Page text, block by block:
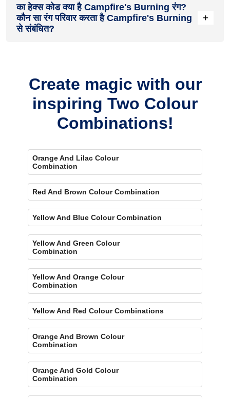
on the walls. To visualize the shade before finalizing,
download our Colour My Space app on Apple or Google Play
Store. Here you can watch presets for different rooms,
का हेक्स कोड क्या है Campfire's Burning रंग?
कौन सा रंग परिवार करता है Campfire's Burning
से संबंधित?
+
Create magic with our
inspiring Two Colour
Combinations!
Orange And Lilac Colour
Combination
Red And Brown Colour Combination
Yellow And Blue Colour Combination
Yellow And Green Colour
Combination
Yellow And Orange Colour
Combination
Yellow And Red Colour Combinations
Orange And Brown Colour
Combination
Orange And Gold Colour
Combination